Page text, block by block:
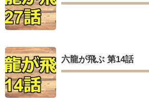
六龍が飛ぶ 第14話